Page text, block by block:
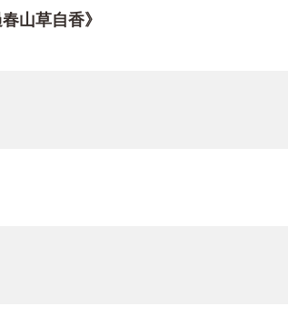
命的三大信使—「病、老、死」，中英文
。大師說：名和利，得者怕失落，失者勤
近20 年的情誼，透過一通電話、一碗素
一僧，是玄奘大和尚；後一千年之一僧，
士比丘尼，分別記錄了人間佛教在歐洲弘
從歷史發展脈絡，窺見人間行者化苦難
山草自香》